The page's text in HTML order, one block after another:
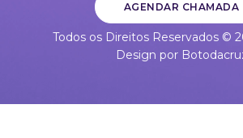
AGENDAR CHAMADA
Todos os Direitos Reservados ©
Design por